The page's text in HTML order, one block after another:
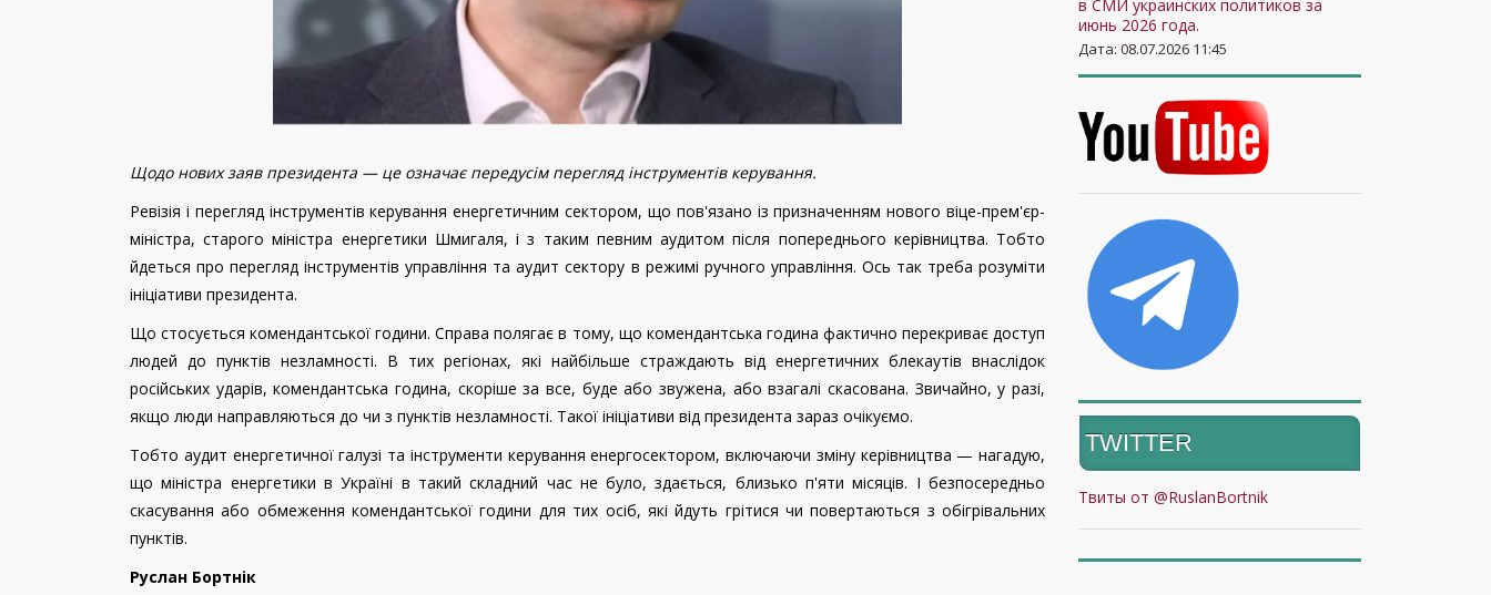
Щодо нових заяв президента — це означає передусім перегляд інструментів керування.
Ревізія і перегляд інструментів керування енергетичним сектором, що пов'язано із призначенням нового віце-прем'єр-
міністра, старого міністра енергетики Шмигаля, і з таким певним аудитом після попереднього керівництва. Тобто
йдеться про перегляд інструментів управління та аудит сектору в режимі ручного управління. Ось так треба розуміти
ініціативи президента.
Що стосується комендантської години. Справа полягає в тому, що комендантська година фактично перекриває доступ
людей до пунктів незламності. В тих регіонах, які найбільше страждають від енергетичних блекаутів внаслідок
російських ударів, комендантська година, скоріше за все, буде або звужена, або взагалі скасована. Звичайно, у разі,
якщо люди направляються до чи з пунктів незламності. Такої ініціативи від президента зараз очікуємо.
Тобто аудит енергетичної галузі та інструменти керування енергосектором, включаючи зміну керівництва — нагадую,
що міністра енергетики в Україні в такий складний час не було, здається, близько п'яти місяців. І безпосередньо
скасування або обмеження комендантської години для тих осіб, які йдуть грітися чи повертаються з обігрівальних
пунктів.
Руслан Бортнік
в СМИ украинских политиков за
июнь 2026 года.
Дата: 08.07.2026 11:45
TWITTER
Твиты от @RuslanBortnik